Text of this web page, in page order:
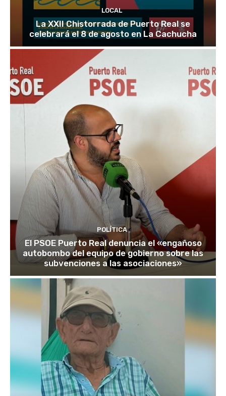
LOCAL
La XXII Chistorrada de Puerto Real se
celebrará el 8 de agosto en La Cachucha
POLÍTICA
El PSOE Puerto Real denuncia el «engañoso
autobombo del equipo de gobierno sobre las
subvenciones a las asociaciones»